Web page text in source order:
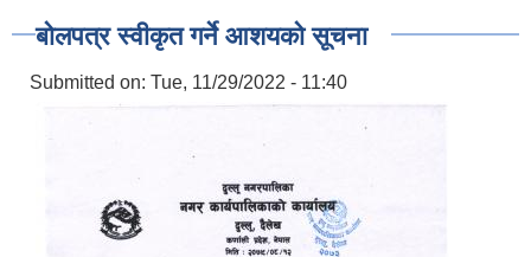
बोलपत्र स्वीकृत गर्ने आशयको सूचना
Submitted on: Tue, 11/29/2022 - 11:40